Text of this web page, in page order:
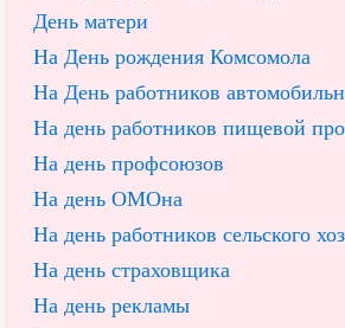
День матери
На День рождения Комсомола
На День работников
На день работников пищевой
На день профсоюзов
На день ОМОна
На день работников сельского
На день страховщика
На день рекламы